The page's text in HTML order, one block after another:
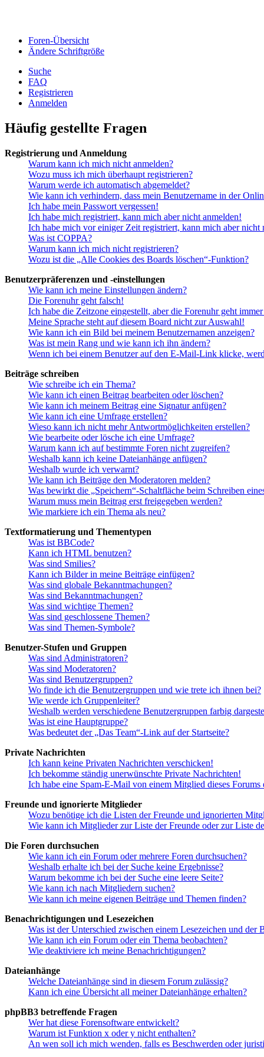
Foren-Übersicht
Ändere Schriftgröße
Suche
FAQ
Registrieren
Anmelden
Häufig gestellte Fragen
Registrierung und Anmeldung
Warum kann ich mich nicht anmelden?
Wozu muss ich mich überhaupt registrieren?
Warum werde ich automatisch abgemeldet?
Wie kann ich verhindern, dass mein Benutzername in der
Ich habe mein Passwort vergessen!
Ich habe mich registriert, kann mich aber nicht anmelden!
Ich habe mich vor einiger Zeit registriert, kann mich aber nicht
Was ist COPPA?
Warum kann ich mich nicht registrieren?
Wozu ist die „Alle Cookies des Boards löschen“-Funktion?
Benutzerpräferenzen und -einstellungen
Wie kann ich meine Einstellungen ändern?
Die Forenuhr geht falsch!
Ich habe die Zeitzone eingestellt, aber die Forenuhr geht
Meine Sprache steht auf diesem Board nicht zur Auswahl!
Wie kann ich ein Bild bei meinem Benutzernamen anzeigen?
Was ist mein Rang und wie kann ich ihn ändern?
Wenn ich bei einem Benutzer auf den E-Mail-Link klicke,
Beiträge schreiben
Wie schreibe ich ein Thema?
Wie kann ich einen Beitrag bearbeiten oder löschen?
Wie kann ich meinem Beitrag eine Signatur anfügen?
Wie kann ich eine Umfrage erstellen?
Wieso kann ich nicht mehr Antwortmöglichkeiten erstellen?
Wie bearbeite oder lösche ich eine Umfrage?
Warum kann ich auf bestimmte Foren nicht zugreifen?
Weshalb kann ich keine Dateianhänge anfügen?
Weshalb wurde ich verwarnt?
Wie kann ich Beiträge den Moderatoren melden?
Was bewirkt die „Speichern“-Schaltfläche beim Schreiben
Warum muss mein Beitrag erst freigegeben werden?
Wie markiere ich ein Thema als neu?
Textformatierung und Thementypen
Was ist BBCode?
Kann ich HTML benutzen?
Was sind Smilies?
Kann ich Bilder in meine Beiträge einfügen?
Was sind globale Bekanntmachungen?
Was sind Bekanntmachungen?
Was sind wichtige Themen?
Was sind geschlossene Themen?
Was sind Themen-Symbole?
Benutzer-Stufen und Gruppen
Was sind Administratoren?
Was sind Moderatoren?
Was sind Benutzergruppen?
Wo finde ich die Benutzergruppen und wie trete ich ihnen bei?
Wie werde ich Gruppenleiter?
Weshalb werden verschiedene Benutzergruppen farbig
Was ist eine Hauptgruppe?
Was bedeutet der „Das Team“-Link auf der Startseite?
Private Nachrichten
Ich kann keine Privaten Nachrichten verschicken!
Ich bekomme ständig unerwünschte Private Nachrichten!
Ich habe eine Spam-E-Mail von einem Mitglied dieses Forums
Freunde und ignorierte Mitglieder
Wozu benötige ich die Listen der Freunde und ignorierten
Wie kann ich Mitglieder zur Liste der Freunde oder zur Liste
Die Foren durchsuchen
Wie kann ich ein Forum oder mehrere Foren durchsuchen?
Weshalb erhalte ich bei der Suche keine Ergebnisse?
Warum bekomme ich bei der Suche eine leere Seite?
Wie kann ich nach Mitgliedern suchen?
Wie kann ich meine eigenen Beiträge und Themen finden?
Benachrichtigungen und Lesezeichen
Was ist der Unterschied zwischen einem Lesezeichen und der
Wie kann ich ein Forum oder ein Thema beobachten?
Wie deaktiviere ich meine Benachrichtigungen?
Dateianhänge
Welche Dateianhänge sind in diesem Forum zulässig?
Kann ich eine Übersicht all meiner Dateianhänge erhalten?
phpBB3 betreffende Fragen
Wer hat diese Forensoftware entwickelt?
Warum ist Funktion x oder y nicht enthalten?
An wen soll ich mich wenden, falls es Beschwerden oder